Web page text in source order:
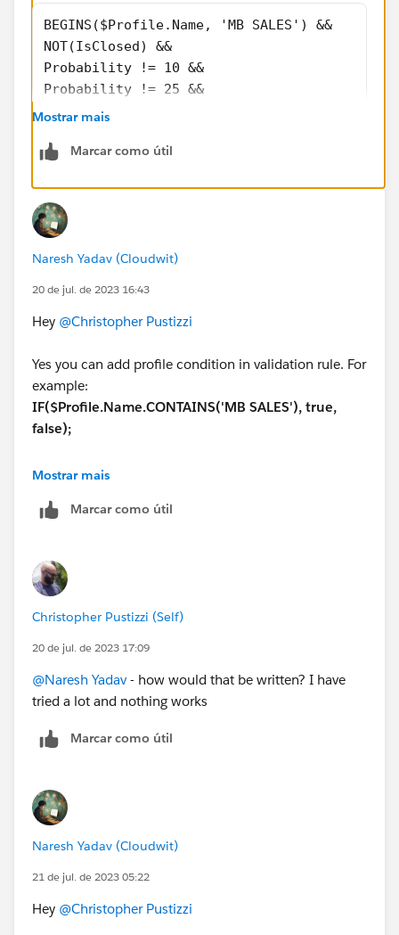
BEGINS($Profile.Name, 'MB SALES') &&
NOT(IsClosed) &&
Probability != 10 &&
Probability != 25 &&
Probability != 50 &&
Mostrar mais
Marcar como útil
Naresh Yadav (Cloudwit)
20 de jul. de 2023 16:43
Hey @Christopher Pustizzi
Yes you can add profile condition in validation rule. For
example:
IF($Profile.Name.CONTAINS('MB SALES'), true,
false);
You can apply this with your probability field condition
Hope this helps.
Thanks,
Naresh Y.
Mostrar mais
Marcar como útil
Christopher Pustizzi (Self)
20 de jul. de 2023 17:09
@Naresh Yadav - how would that be written? I have
tried a lot and nothing works
Marcar como útil
Naresh Yadav (Cloudwit)
21 de jul. de 2023 05:22
Hey @Christopher Pustizzi